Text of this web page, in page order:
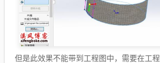
但是此效果不能带到工程图中，需要在工